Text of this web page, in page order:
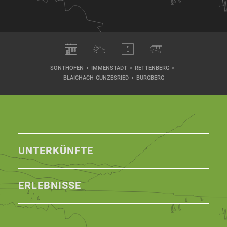
SONTHOFEN IMMENSTADT
RETTENBERG
BLAICHACH-GUNZESRIED
BURGBERG
UNTERKÜNFTE
ERLEBNISSE